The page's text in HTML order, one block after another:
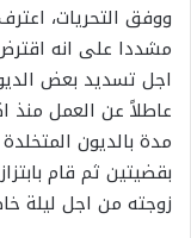
ووفق التحريات،
مشددا على انه
اجل تسديد بعض
مدة بالديون
بقضيتين ثم قام
زوجته من اجل ليلة